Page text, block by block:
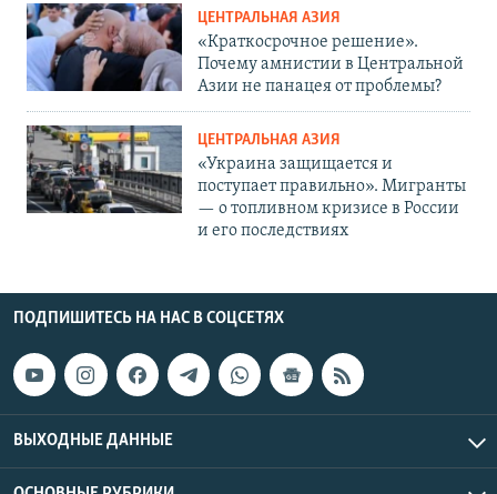
ЦЕНТРАЛЬНАЯ АЗИЯ
«Краткосрочное решение».
Почему амнистии в Центральной
Азии не панацея от проблемы?
ЦЕНТРАЛЬНАЯ АЗИЯ
«Украина защищается и
поступает правильно». Мигранты
— о топливном кризисе в России
и его последствиях
ПОДПИШИТЕСЬ НА НАС В СОЦСЕТЯХ
ВЫХОДНЫЕ ДАННЫЕ